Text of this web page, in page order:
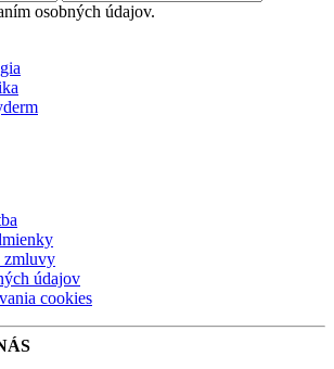
osobných údajov.
zmluvy
údajov
cookies